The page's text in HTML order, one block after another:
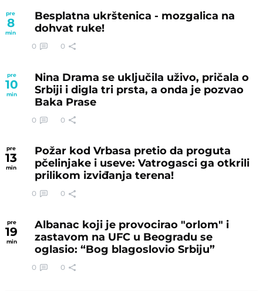
pre
8
min
Besplatna ukrštenica - mozgalica na
dohvat ruke!
0 0
pre
10
min
Nina Drama se uključila uživo, pričala o
Srbiji i digla tri prsta, a onda je pozvao
Baka Prase
0 0
pre
13
min
Požar kod Vrbasa pretio da proguta
pčelinjake i useve: Vatrogasci ga otkrili
prilikom izviđanja terena!
0 0
pre
19
min
Albanac koji je provocirao "orlom" i
zastavom na UFC u Beogradu se
oglasio: “Bog blagoslovio Srbiju”
0 0